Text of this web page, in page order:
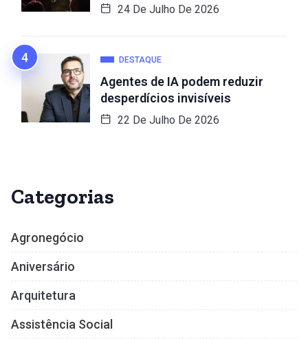
24 De Julho De 2026
DESTAQUE
Agentes de IA podem reduzir
desperdícios invisíveis
22 De Julho De 2026
Categorias
Agronegócio
Aniversário
Arquitetura
Assistência Social